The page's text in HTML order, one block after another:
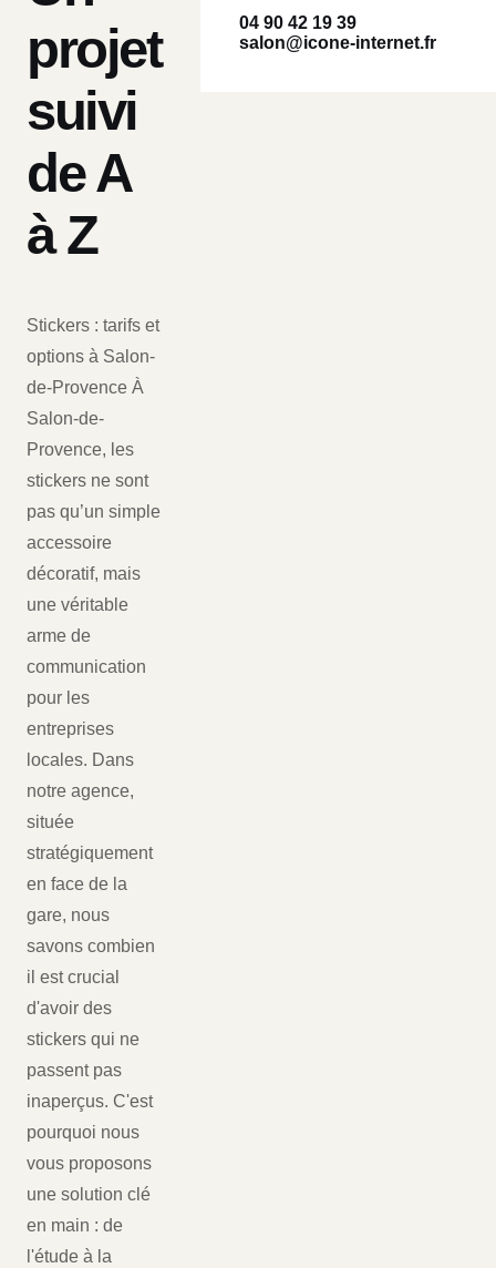
projet
suivi
de A
à Z
Stickers : tarifs et
options à Salon-
de-Provence À
Salon-de-
Provence, les
stickers ne sont
pas qu’un simple
accessoire
décoratif, mais
une véritable
arme de
communication
pour les
entreprises
locales. Dans
notre agence,
située
stratégiquement
en face de la
gare, nous
savons combien
il est crucial
d'avoir des
stickers qui ne
passent pas
inaperçus. C'est
pourquoi nous
vous proposons
une solution clé
en main : de
l'étude à la
04 90 42 19 39
salon@icone-internet.fr